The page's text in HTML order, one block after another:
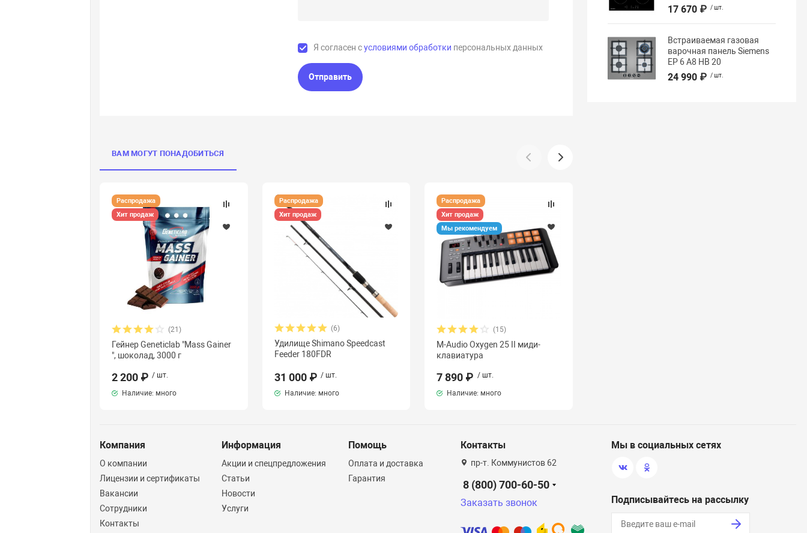
Я согласен сусловиями обработки персональных данных
Отправить
ВАМ МОГУТ ПОНАДОБИТЬСЯ
Распродажа
Хит продаж
(21)
Гейнер Geneticlab "Mass Gainer
", шоколад, 3000 г
2 200 ₽ / шт.
Наличие: много
Распродажа
Хит продаж
(6)
Удилище Shimano Speedcast
Feeder 180FDR
31 000 ₽ / шт.
Наличие: много
Распродажа
Хит продаж
Мы рекомендуем
(15)
M-Audio Oxygen 25 II миди-
клавиатура
7 890 ₽ / шт.
Наличие: много
17 670 ₽ / шт.
Встраиваемая газовая
варочная панель Siemens
EP 6 A8 HB 20
24 990 ₽ / шт.
Компания
О компании
Лицензии и сертификаты
Вакансии
Сотрудники
Контакты
Информация
Акции и спецпредложения
Статьи
Новости
Услуги
Помощь
Оплата и доставка
Гарантия
Контакты
пр-т. Коммунистов 62
8 (800) 700-60-50
Заказать звонок
Мы в социальных сетях
Подписывайтесь на рассылку